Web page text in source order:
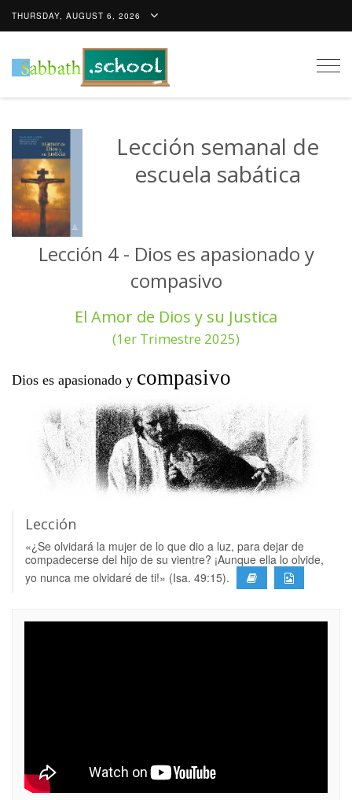
THURSDAY, AUGUST 6, 2026
Lección semanal de
escuela sabática
Lección 4 - Dios es apasionado y
compasivo
El Amor de Dios y su Justica
(1er Trimestre 2025)
Dios es apasionado y compasivo
Lección
«¿Se olvidará la mujer de lo que dio a luz, para dejar de
compadecerse del hijo de su vientre? ¡Aunque ella lo olvide,
yo nunca me olvidaré de ti!» (Isa. 49:15).